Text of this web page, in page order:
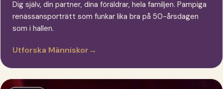
Dig själv, din partner, dina föräldrar, hela familjen. Pampiga
renässansporträtt som funkar lika bra på 50-årsdagen
som i hallen.
Utforska Människor→